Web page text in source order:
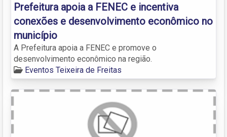
Prefeitura apoia a FENEC e incentiva
conexões e desenvolvimento econômico no
município
A Prefeitura apoia a FENEC e promove o
desenvolvimento econômico na região.
Eventos Teixeira de Freitas